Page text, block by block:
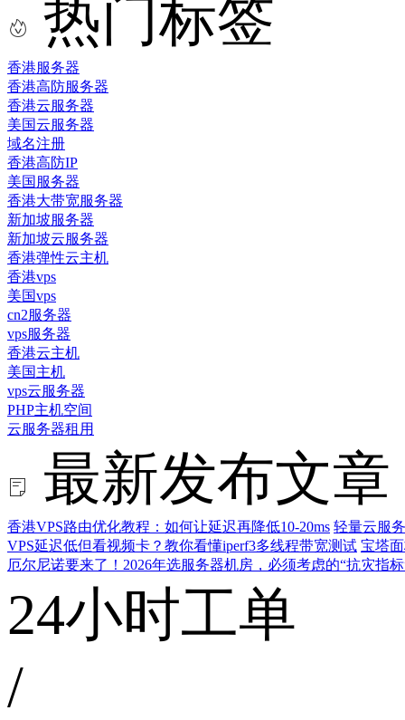
热门标签
香港服务器
香港高防服务器
香港云服务器
美国云服务器
域名注册
香港高防IP
美国服务器
香港大带宽服务器
新加坡服务器
新加坡云服务器
香港弹性云主机
香港vps
美国vps
cn2服务器
vps服务器
香港云主机
美国主机
vps云服务器
PHP主机空间
云服务器租用
最新发布文章
香港VPS路由优化教程：如何让延迟再降低10-20ms 轻量云服
VPS延迟低但看视频卡？教你看懂iperf3多线程带宽测试 宝塔
厄尔尼诺要来了！2026年选服务器机房，必须考虑的“抗灾指标
24小时工单
/